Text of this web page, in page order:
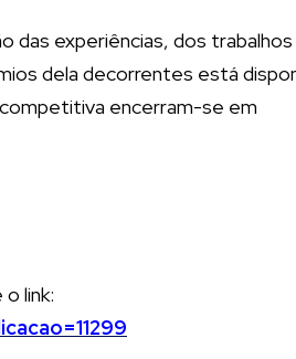
das experiências, dos trabalhos
dela decorrentes está
encerram-se em
link: